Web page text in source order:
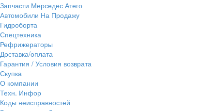
Запчасти Мерседес Атего
Автомобили На Продажу
Гидроборта
Спецтехника
Рефрижераторы
Доставка/оплата
Гарантия / Условия возврата
Скупка
О компании
Техн. Инфор
Коды неисправностей